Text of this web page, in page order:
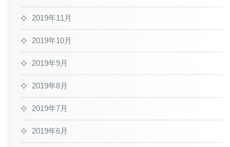
2019年11月
2019年10月
2019年9月
2019年8月
2019年7月
2019年6月